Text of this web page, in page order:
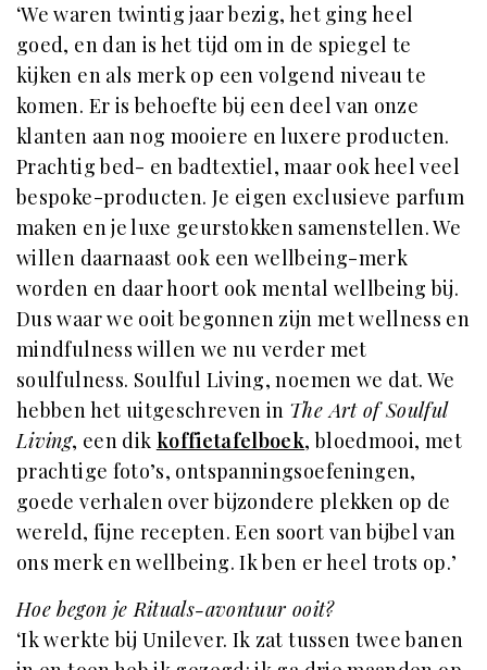
‘We waren twintig jaar bezig, het ging heel
goed, en dan is het tijd om in de spiegel te
kijken en als merk op een volgend niveau te
komen. Er is behoefte bij een deel van onze
klanten aan nog mooiere en luxere producten.
Prachtig bed- en badtextiel, maar ook heel veel
bespoke-producten. Je eigen exclusieve parfum
maken en je luxe geurstokken samenstellen. We
willen daarnaast ook een wellbeing-merk
worden en daar hoort ook mental wellbeing bij.
Dus waar we ooit begonnen zijn met wellness en
mindfulness willen we nu verder met
soulfulness. Soulful Living, noemen we dat. We
hebben het uitgeschreven in The Art of Soulful
Living, een dik koffietafelboek, bloedmooi, met
prachtige foto’s, ontspanningsoefeningen,
goede verhalen over bijzondere plekken op de
wereld, fijne recepten. Een soort van bijbel van
ons merk en wellbeing. Ik ben er heel trots op.’
Hoe begon je Rituals-avontuur ooit?
‘Ik werkte bij Unilever. Ik zat tussen twee banen